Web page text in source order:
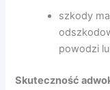
szkody
powodzi
Skuteczność